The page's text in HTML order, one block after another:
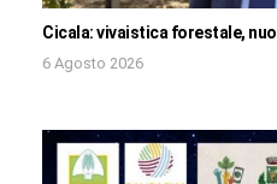
Cicala: vivaistica forestale,
6 Agosto 2026